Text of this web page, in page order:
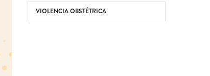
VIOLENCIA OBSTÉTRICA